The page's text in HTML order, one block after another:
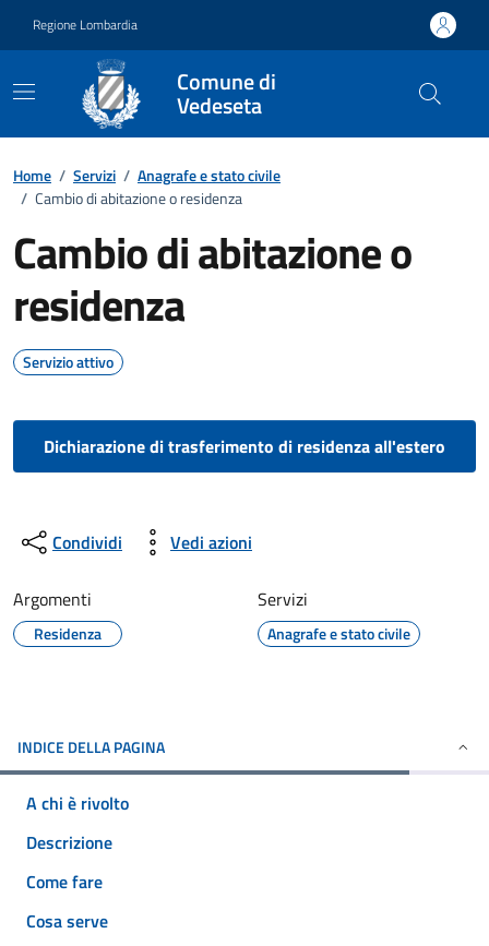
Regione Lombardia
Comune di
Vedeseta
Home / Servizi / Anagrafe e stato civile
/ Cambio di abitazione o residenza
Cambio di abitazione o
residenza
Servizio attivo
Dichiarazione di trasferimento di residenza all'estero
Condividi Vedi azioni
Argomenti
Residenza
Servizi
Anagrafe e stato civile
INDICE DELLA PAGINA
A chi è rivolto
Descrizione
Come fare
Cosa serve